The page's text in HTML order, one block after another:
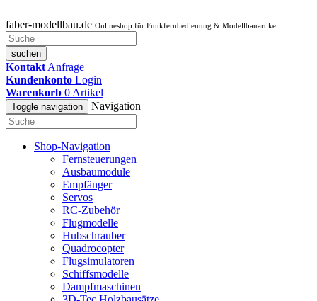
faber-modellbau.de Onlineshop für Funkfernbedienung & Modellbauartikel
suchen
Kontakt Anfrage
Kundenkonto Login
Warenkorb 0 Artikel
Toggle navigation Navigation
Shop-Navigation
Fernsteuerungen
Ausbaumodule
Empfänger
Servos
RC-Zubehör
Flugmodelle
Hubschrauber
Quadrocopter
Flugsimulatoren
Schiffsmodelle
Dampfmaschinen